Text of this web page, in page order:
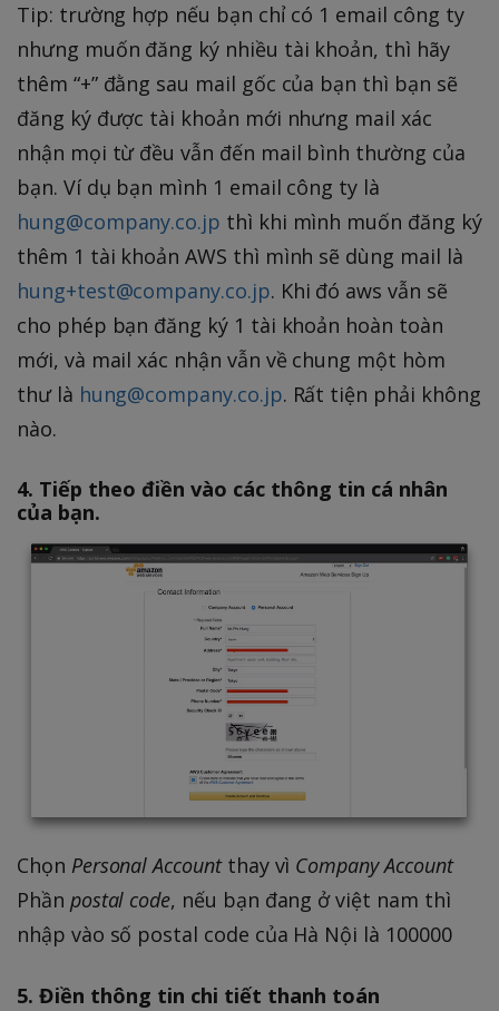
Tip: trường hợp nếu bạn chỉ có 1 email công ty
nhưng muốn đăng ký nhiều tài khoản, thì hãy
thêm “+” đằng sau mail gốc của bạn thì bạn sẽ
đăng ký được tài khoản mới nhưng mail xác
nhận mọi từ đều vẫn đến mail bình thường của
bạn. Ví dụ bạn mình 1 email công ty là
hung@company.co.jp thì khi mình muốn đăng ký
thêm 1 tài khoản AWS thì mình sẽ dùng mail là
hung+test@company.co.jp. Khi đó aws vẫn sẽ
cho phép bạn đăng ký 1 tài khoản hoàn toàn
mới, và mail xác nhận vẫn về chung một hòm
thư là hung@company.co.jp. Rất tiện phải không
nào.
4. Tiếp theo điền vào các thông tin cá nhân
của bạn.
Chọn Personal Accountthay vì Company Account
Phần postal code, nếu bạn đang ở việt nam thì
nhập vào số postal code của Hà Nội là 100000
5. Điền thông tin chi tiết thanh toán